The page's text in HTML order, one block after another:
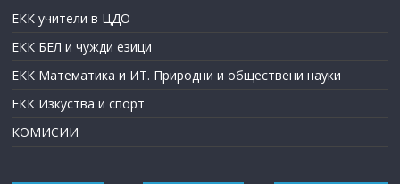
ЕКК учители в ЦДО
ЕКК БЕЛ и чужди езици
ЕКК Математика и ИТ. Природни и обществени науки
ЕКК Изкуства и спорт
КОМИСИИ